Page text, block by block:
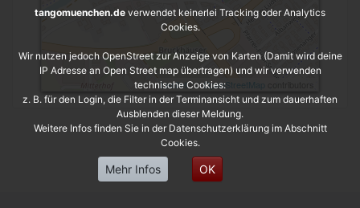
Leaflet| ©OpenStreetMap
tangomuenchen.de verwendet keinerlei Tracking oder Analytics
Cookies.
Wir nutzen jedoch OpenStreet zur Anzeige von Karten (Damit wird deine
IP Adresse an Open Street map übertragen) und wir verwenden
technische Cookies:
z. B. für den Login, die Filter in der Terminansicht und zum dauerhaften
Ausblenden dieser Meldung.
Weitere Infos finden Sie in der Datenschutzerklärung im Abschnitt
Cookies.
Mehr Infos OK